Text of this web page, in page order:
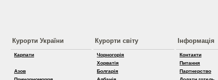
Курорти України
Карпати
Азов
Курорти світу
Чорногорія
Хорватія
Болгарія
Інформація
Контакти
Питання
Партнерство